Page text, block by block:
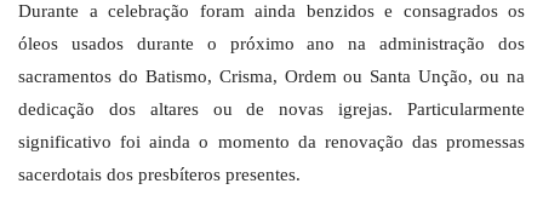
Durante a celebração foram ainda benzidos e consagrados os
óleos usados durante o próximo ano na administração dos
sacramentos do Batismo, Crisma, Ordem ou Santa Unção, ou na
dedicação dos altares ou de novas igrejas. Particularmente
significativo foi ainda o momento da renovação das promessas
sacerdotais dos presbíteros presentes.